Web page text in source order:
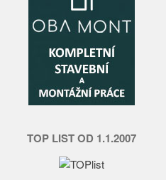
TOP LIST OD 1.1.2007